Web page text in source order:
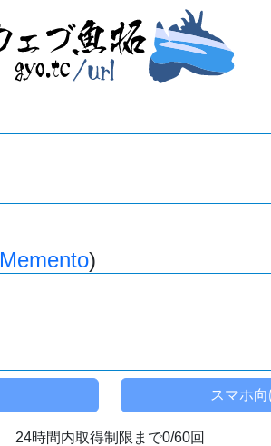
Memento)
24時間内取得制限まで0/60回